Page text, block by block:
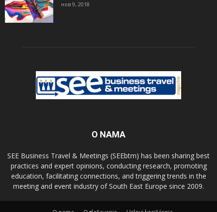
нов 9, 2018
O NAMA
SEE Business Travel & Meetings (SEEbtm) has been sharing best
practices and expert opinions, conducting research, promoting
education, facilitating connections, and triggering trends in the
meeting and event industry of South East Europe since 2009.